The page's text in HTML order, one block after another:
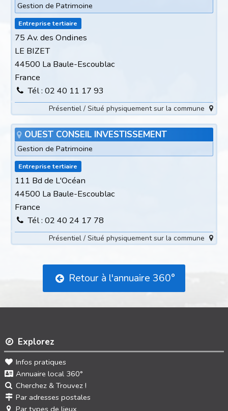
Gestion de Patrimoine
Entreprise tertiaire
75 Av. des Ondines
LE BIZET
44500 La Baule-Escoublac
France
Tél : 02 40 11 17 93
Présentiel / Situé physiquement sur la commune
OUEST CONSEIL INVESTISSEMENT
Gestion de Patrimoine
Entreprise tertiaire
111 Bd de L'Océan
44500 La Baule-Escoublac
France
Tél : 02 40 24 17 78
Présentiel / Situé physiquement sur la commune
Retour à l'annuaire 360°
Explorez
Infos pratiques
Annuaire local 360°
Cherchez & Trouvez !
Par adresses postales
Par types de lieux